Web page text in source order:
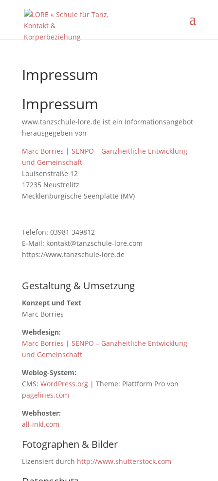
Impressum
Impressum
www.tanzschule-lore.de ist ein Informationsangebot
herausgegeben von
Marc Borries | SENPO – Ganzheitliche Entwicklung
und Gemeinschaft
Louisenstraße 12
17235 Neustrelitz
Mecklenburgische Seenplatte (MV)
Tele­fon: 03981 349812
E-Mail: kontakt@tanzschule-lore.com
https://www.tanzschule-lore.de
Gestaltung & Umsetzung
Konzept und Text
Marc Borries
Webdesign:
Marc Borries | SENPO – Ganzheitliche Entwicklung
und Gemeinschaft
Weblog-System:
CMS: WordPress.org| Theme: Plattform Pro von
pagelines.com
Webhoster:
all-inkl.com
Fotographen & Bilder
Lizensiert durch http://www.shutterstock.com